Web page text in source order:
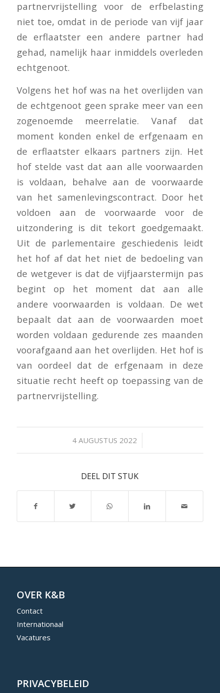
partnervrijstelling voor de erfbelasting
niet toe, omdat in de periode van vijf jaar
de erflaatster een andere partner had
gehad, namelijk haar inmiddels overleden
echtgenoot.
Volgens het hof was na het overlijden van
de echtgenoot geen sprake meer van een
zogenoemde meerrelatie. Vanaf dat
moment konden enkel de erfgenaam en
de erflaatster elkaars partners zijn. Het
hof stelde vast dat aan alle voorwaarden
is voldaan, behalve aan de voorwaarde
van het samenlevingscontract. Door het
voldoen aan de voorwaarde voor de
uitzondering is dit tekort goedgemaakt.
Uit de parlementaire geschiedenis leidt
het hof af dat het niet de bedoeling van
de wetgever is dat de vijfjaarstermijn pas
begint op het moment dat aan alle
andere voorwaarden is voldaan. De wet
bepaalt dat aan de voorwaarden moet
worden voldaan gedurende zes maanden
voorafgaand aan het overlijden. Het hof is
van oordeel dat de erfgenaam in deze
situatie recht heeft op toepassing van de
partnervrijstelling.
4 AUGUSTUS 2022
/
DEEL DIT STUK
OVER K&B
Contact
Internationaal
Vacatures
PRIVACYBELEID